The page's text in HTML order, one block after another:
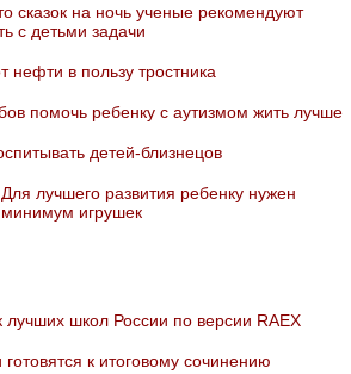
сказок на ночь ученые рекомендуют
с детьми задачи
нефти в пользу тростника
помочь ребенку с аутизмом жить лучше
детей-близнецов
Для лучшего развития ребенку нужен
минимум игрушек
школ России по версии RAEX
готовятся к итоговому сочинению